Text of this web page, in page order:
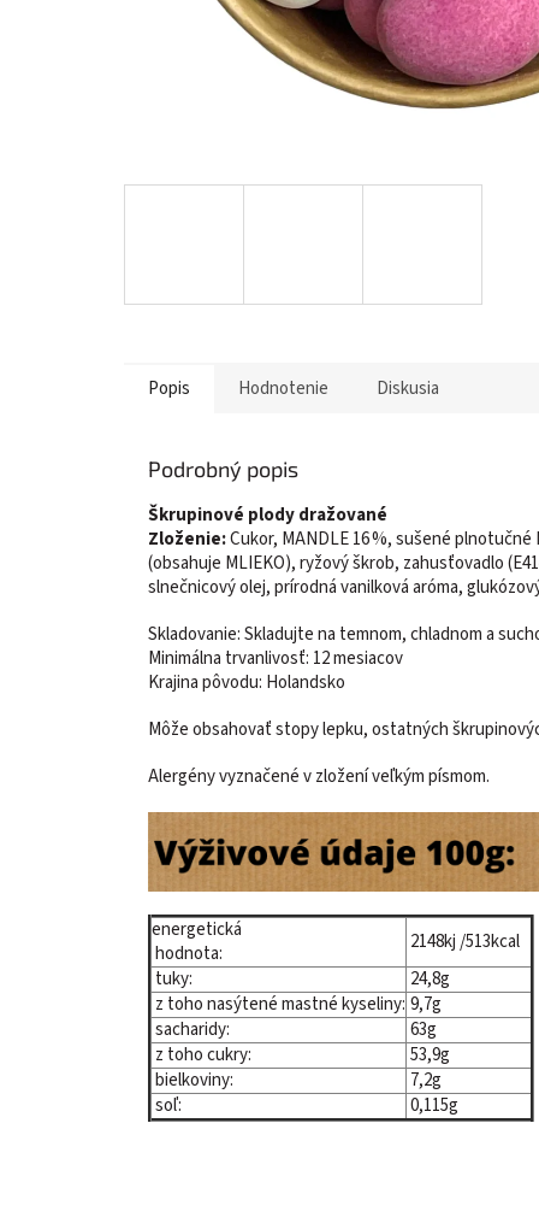
Popis Hodnotenie Diskusia
Podrobný popis
Škrupinové plody dražované
Zloženie:Cukor, MANDLE 16 %, sušené plnotučné
(obsahuje MLIEKO), ryžový škrob, zahusťovadlo
slnečnicový olej, prírodná vanilková aróma,
Skladovanie: Skladujte na temnom, chladnom a
Minimálna trvanlivosť: 12 mesiacov
Krajina pôvodu: Holandsko
Môže obsahovať stopy lepku, ostatných
Alergény vyznačené v zložení veľkým písmom.
energetická
hodnota:
2148kj /513kcal
tuky:
24,8g
z toho nasýtené mastné kyseliny: 9,7g
sacharidy:
63g
z toho cukry:
53,9g
bielkoviny:
7,2g
soľ:
0,115g